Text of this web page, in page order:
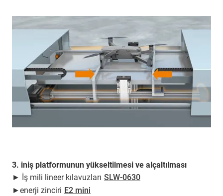
3. iniş platformunun yükseltilmesi ve alçaltılması
► İş mili lineer kılavuzları SLW-0630
►enerji zinciri E2 mini